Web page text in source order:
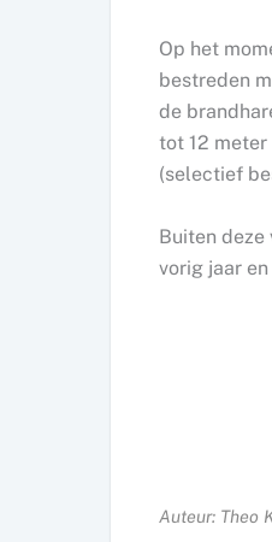
Op het
bestreden
de
tot 12
(selectief
Buiten
vorig jaar
Auteur: Theo